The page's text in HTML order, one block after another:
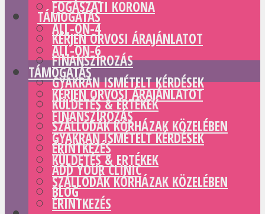
TÁMOGATÁS
KÉRJEN ORVOSI ÁRAJÁNLATOT
FINANSZÍROZÁS
GYAKRAN ISMÉTELT KÉRDÉSEK
KÜLDETÉS & ERTÉKEK
SZÁLLODÁK KÓRHÁZAK KÖZELÉBEN
ÉRINTKEZÉS
ADD YOUR CLINIC
BLOG
FOGÁSZATI KORONA
ALL-ON-4
ALL-ON-6
TÁMOGATÁS
KÉRJEN ORVOSI ÁRAJÁNLATOT
FINANSZÍROZÁS
GYAKRAN ISMÉTELT KÉRDÉSEK
KÜLDETÉS & ERTÉKEK
SZÁLLODÁK KÓRHÁZAK KÖZELÉBEN
ÉRINTKEZÉS